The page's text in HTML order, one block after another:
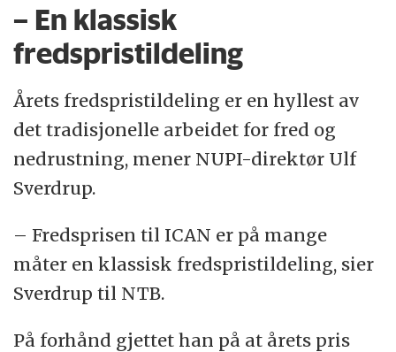
– En klassisk
fredspristildeling
Årets fredspristildeling er en hyllest av
det tradisjonelle arbeidet for fred og
nedrustning, mener NUPI-direktør Ulf
Sverdrup.
– Fredsprisen til ICAN er på mange
måter en klassisk fredspristildeling, sier
Sverdrup til NTB.
På forhånd gjettet han på at årets pris